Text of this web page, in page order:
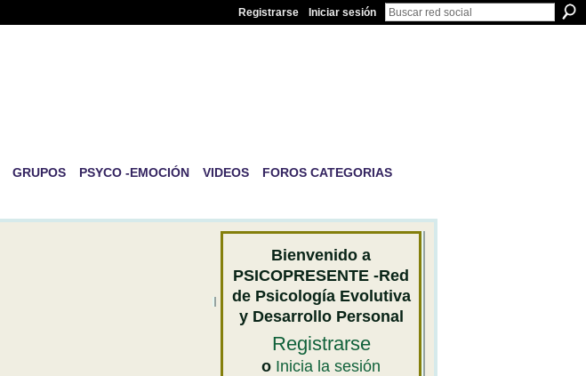
Registrarse Iniciar sesión
GRUPOS PSYCO -EMOCIÓN VIDEOS
FOROS CATEGORIAS
Bienvenido a
PSICOPRESENTE -Red
de Psicología Evolutiva
y Desarrollo Personal
Registrarse
o Inicia la sesión